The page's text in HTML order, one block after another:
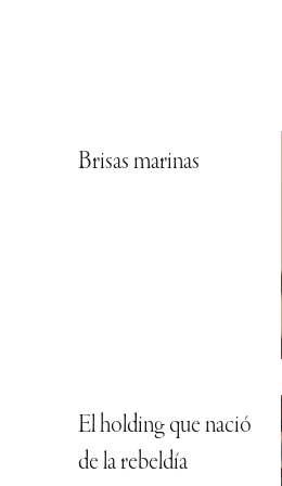
Brisas marinas
El holding que nació
de la rebeldía